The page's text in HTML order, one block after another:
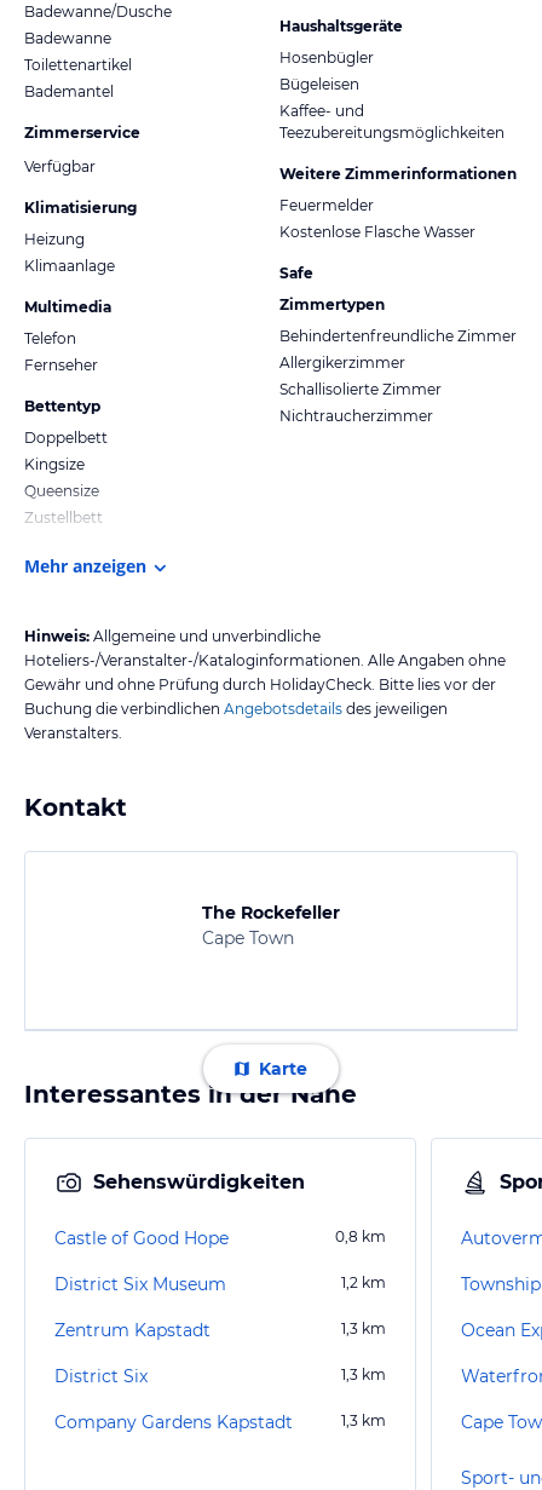
Badewanne/Dusche
Badewanne
Toilettenartikel
Bademantel
Zimmerservice
Verfügbar
Klimatisierung
Heizung
Klimaanlage
Multimedia
Telefon
Fernseher
Bettentyp
Doppelbett
Kingsize
Queensize
Zustellbett
Haushaltsgeräte
Hosenbügler
Bügeleisen
Kaffee- und
Teezubereitungsmöglichkeiten
Weitere Zimmerinformationen
Feuermelder
Kostenlose Flasche Wasser
Safe
Zimmertypen
Behindertenfreundliche Zimmer
Allergikerzimmer
Schallisolierte Zimmer
Nichtraucherzimmer
Mehr anzeigen
Hinweis: Allgemeine und unverbindliche
Hoteliers-/Veranstalter-/Kataloginformationen. Alle Angaben ohne
Gewähr und ohne Prüfung durch HolidayCheck. Bitte lies vor der
Buchung die verbindlichen Angebotsdetails des jeweiligen
Veranstalters.
Kontakt
The Rockefeller
Cape Town
Karte
Interessantes in der Nähe
Sehenswürdigkeiten
Castle of Good Hope 0,8 km
District Six Museum 1,2 km
Zentrum Kapstadt 1,3 km
District Six 1,3 km
Company Gardens Kapstadt 1,3 km Cape
Sport-